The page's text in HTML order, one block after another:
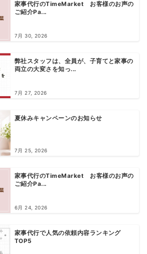
家事代行のTimeMarket お客様のお声の
ご紹介Pa...
7月 30, 2026
弊社スタッフは、全員が、子育てと家事の
両立の大変さを知っ...
7月 27, 2026
夏休みキャンペーンのお知らせ
7月 25, 2026
家事代行のTimeMarket お客様のお声の
ご紹介Pa...
6月 24, 2026
家事代行で人気の依頼内容ランキング
TOP5